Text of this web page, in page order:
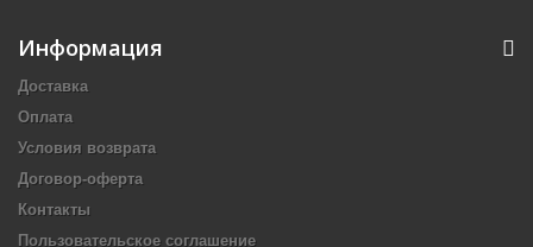
Информация
Доставка
Оплата
Условия возврата
Договор-оферта
Контакты
Пользовательское соглашение